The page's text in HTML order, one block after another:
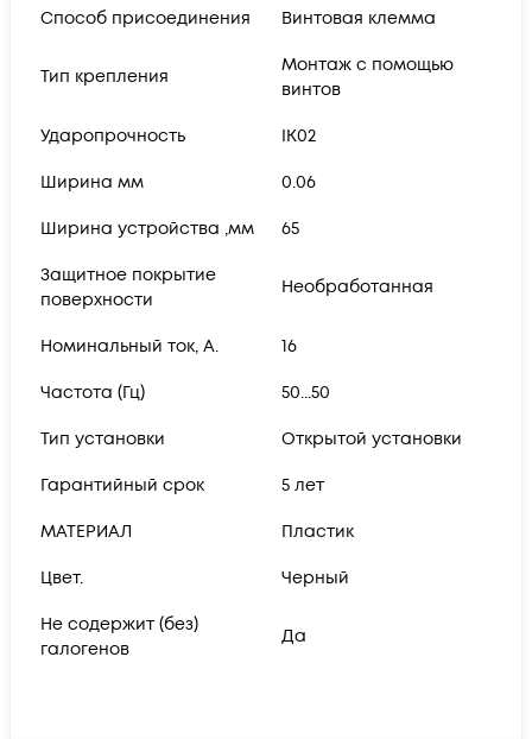
Способ присоединения Винтовая клемма
Тип крепления
Монтаж с помощью
винтов
Ударопрочность IK02
Ширина мм 0.06
Ширина устройства ,мм 65
Защитное покрытие
поверхности
Необработанная
Номинальный ток, А. 16
Частота (Гц) 50...50
Тип установки Открытой установки
Гарантийный срок 5 лет
МАТЕРИАЛ Пластик
Цвет. Черный
Не содержит (без)
галогенов
Да